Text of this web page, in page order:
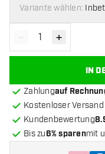
Variante wählen:
Menge verringern
- Menge
+
IN
Zahlungauf
Kostenloser Versand
Kundenbewertung
Bis zu6% sparenmit